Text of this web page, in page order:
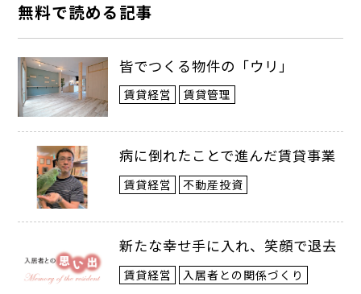
長野県に「織田大原（おだおおはら）」
という名字があります。いかにも、「織
田」という名字と、「大原」という名字を
合わせたような名字です。実は、明治時代
以前は、夫婦別姓でした。明治になり、役
場に名字を届ける際に、双方の名字を残そ
うと考え「織田」と「大原」を合わせて
「織田大原」の名字にしたのかもしれませ
無料で読める記事
皆でつくる物件の「ウリ」
賃貸経営 賃貸管理
病に倒れたことで進んだ賃貸事業
賃貸経営 不動産投資
新たな幸せ手に入れ、笑顔で退去
賃貸経営 入居者との関係づくり